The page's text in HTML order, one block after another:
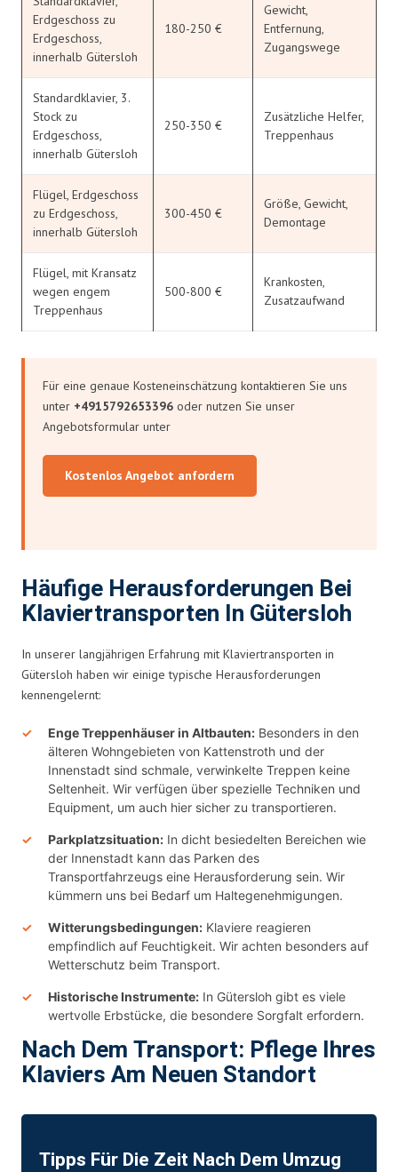
Erdgeschoss zu
Erdgeschoss,
innerhalb Gütersloh
180-250 €
Gewicht,
Entfernung,
Zugangswege
Standardklavier, 3.
Stock zu
Erdgeschoss,
innerhalb Gütersloh
250-350 €
Zusätzliche Helfer,
Treppenhaus
Flügel, Erdgeschoss
zu Erdgeschoss,
innerhalb Gütersloh
300-450 €
Größe, Gewicht,
Demontage
Flügel, mit Kransatz
wegen engem
Treppenhaus
500-800 €
Krankosten,
Zusatzaufwand
Für eine genaue Kosteneinschätzung kontaktieren Sie uns
unter +4915792653396 oder nutzen Sie unser
Angebotsformular unter
Kostenlos Angebot anfordern
Häufige Herausforderungen Bei
Klaviertransporten In Gütersloh
In unserer langjährigen Erfahrung mit Klaviertransporten in
Gütersloh haben wir einige typische Herausforderungen
kennengelernt:
Enge Treppenhäuser in Altbauten: Besonders in den
älteren Wohngebieten von Kattenstroth und der
Innenstadt sind schmale, verwinkelte Treppen keine
Seltenheit. Wir verfügen über spezielle Techniken und
Equipment, um auch hier sicher zu transportieren.
Parkplatzsituation: In dicht besiedelten Bereichen wie
der Innenstadt kann das Parken des
Transportfahrzeugs eine Herausforderung sein. Wir
kümmern uns bei Bedarf um Haltegenehmigungen.
Witterungsbedingungen: Klaviere reagieren
empfindlich auf Feuchtigkeit. Wir achten besonders auf
Wetterschutz beim Transport.
Historische Instrumente: In Gütersloh gibt es viele
wertvolle Erbstücke, die besondere Sorgfalt erfordern.
Nach Dem Transport: Pflege Ihres
Klaviers Am Neuen Standort
Tipps Für Die Zeit Nach Dem Umzug